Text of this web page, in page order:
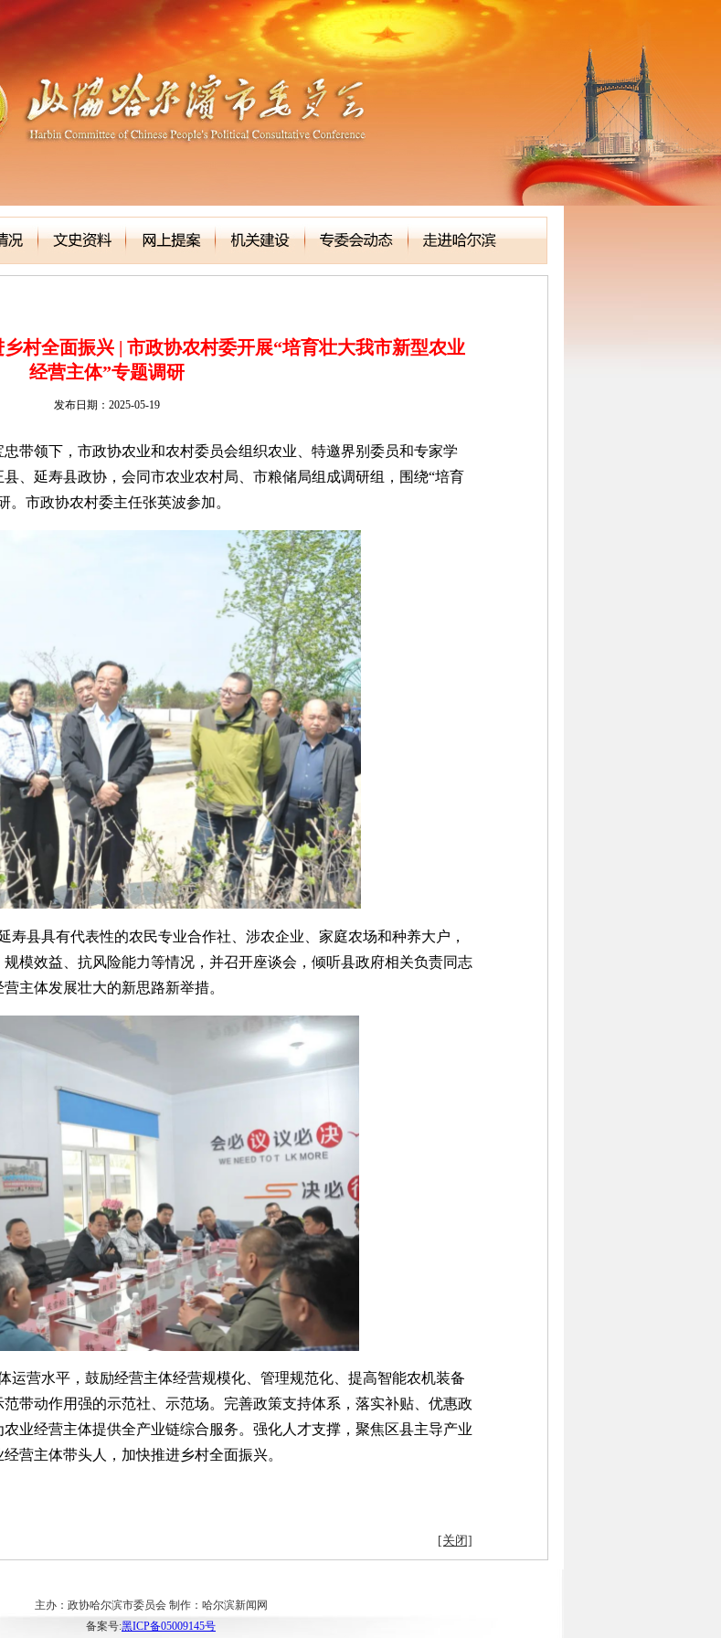
村全面振兴 | 市政协农村委开展“培育壮大我市新型农业
经营主体”专题调研
发布日期：2025-05-19
带领下，市政协农业和农村委员会组织农业、特邀界别委员和专家学
、延寿县政协，会同市农业农村局、市粮储局组成调研组，围绕“培育
市政协农村委主任张英波参加。
县具有代表性的农民专业合作社、涉农企业、家庭农场和种养大户，
模效益、抗风险能力等情况，并召开座谈会，倾听县政府相关负责同志
主体发展壮大的新思路新举措。
营水平，鼓励经营主体经营规模化、管理规范化、提高智能农机装备
带动作用强的示范社、示范场。完善政策支持体系，落实补贴、优惠政
业经营主体提供全产业链综合服务。强化人才支撑，聚焦区县主导产业
营主体带头人，加快推进乡村全面振兴。
[关闭]
主办：政协哈尔滨市委员会 制作：哈尔滨新闻网
备案号:黑ICP备05009145号